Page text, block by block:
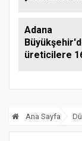
Adana
üreticilere
Ana Sayfa